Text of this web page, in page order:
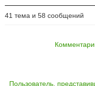
41 тема и 58 сообщений
Пользователь,